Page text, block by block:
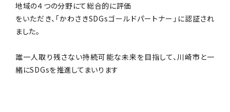
地域の４つの分野にて総合的に評価
をいただき、「かわさきSDGsゴールドパートナー」に認証され
ました。
誰一人取り残さない持続可能な未来を目指して、川崎市と一
緒にSDGsを推進してまいります